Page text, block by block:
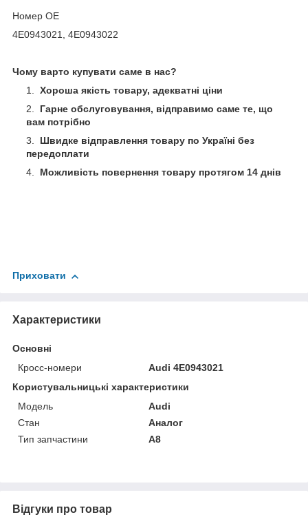
Номер OE
4E0943021, 4E0943022
Чому варто купувати саме в нас?
Хороша якість товару, адекватні ціни
Гарне обслуговування, відправимо саме те, що
вам потрібно
Швидке відправлення товару по Україні без
передоплати
Можливість повернення товару протягом 14 днів
Приховати
Характеристики
Основні
Кросс-номери
Audi 4E0943021
Користувальницькі характеристики
Мoдель
Audi
Стан
Аналог
Тип запчастини
A8
Відгуки про товар